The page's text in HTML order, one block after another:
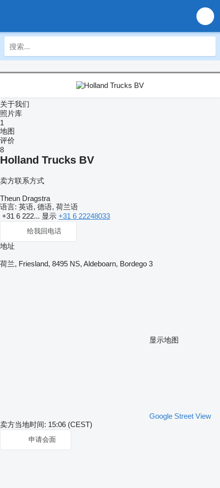
关于我们
照片库
1
地图
评价
8
Holland Trucks BV
卖方联系方式
Theun Dragstra
语言: 英语, 德语, 荷兰语
+31 6 222... 显示 +31 6 22248033
给我回电话
地址
荷兰, Friesland, 8495 NS, Aldeboarn, Bordego 3
显示地图
Google Street View
卖方当地时间: 15:06 (CEST)
申请会面